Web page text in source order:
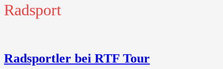
Radsport
Radsportler bei RTF Tour